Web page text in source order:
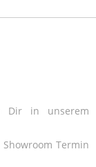
Dir in unserem
Termin